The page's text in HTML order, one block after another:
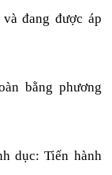
đang được áp
bằng phương
dục: Tiến hành